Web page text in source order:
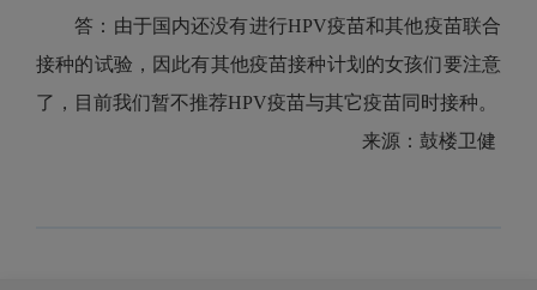
答：由于国内还没有进行HPV疫苗和其他疫苗联合
接种的试验，因此有其他疫苗接种计划的女孩们要注意
了，目前我们暂不推荐HPV疫苗与其它疫苗同时接种。
来源：鼓楼卫健